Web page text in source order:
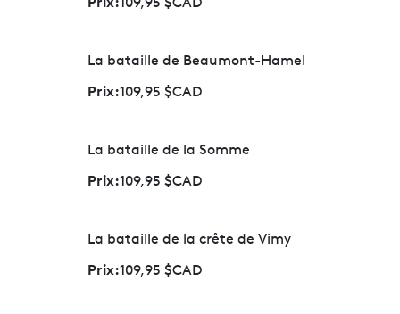
La bataille de Beaumont-Hamel
Prix:109,95 $CAD
La bataille de la Somme
Prix:109,95 $CAD
La bataille de la crête de Vimy
Prix:109,95 $CAD